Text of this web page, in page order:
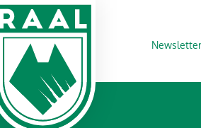
Newsletter